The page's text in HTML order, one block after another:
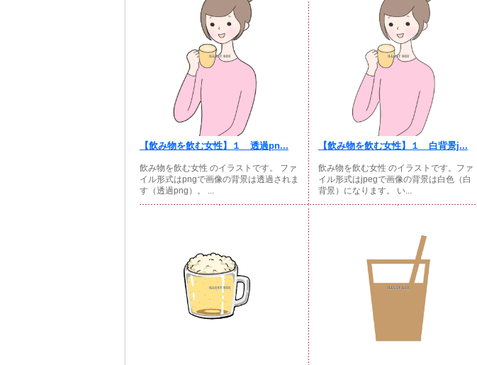
【飲み物を飲む女性】１ 透過pn...
飲み物を飲む女性 のイラストです。 ファ
イル形式はpngで画像の背景は透過されま
す（透過png）。 ...
【飲み物を飲む女性】１ 白背景j...
飲み物を飲む女性 のイラストです。ファ
イル形式はjpegで画像の背景は白色（白
背景）になります。 い...